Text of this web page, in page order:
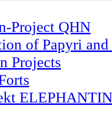
Project QHN
of Papyri and
Projects